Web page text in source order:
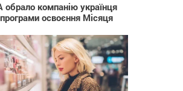
обрало компанію українця
освоєння Місяця